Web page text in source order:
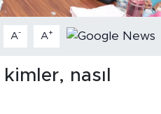
A- A+
nasıl